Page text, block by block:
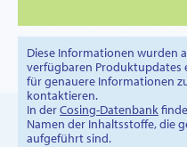
Diese Informationen wurden
verfügbaren Produktupdates
für genauere Informationen
kontaktieren.
In derCosing-Datenbank
Namen der Inhaltsstoffe, die
aufgeführt sind.